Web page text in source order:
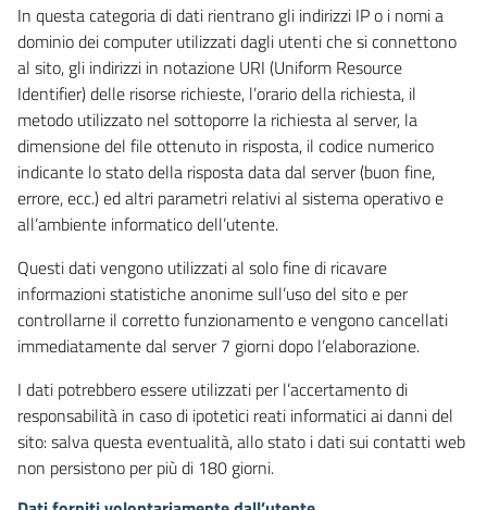
In questa categoria di dati rientrano gli indirizzi IP o i nomi a
dominio dei computer utilizzati dagli utenti che si connettono
al sito, gli indirizzi in notazione URI (Uniform Resource
Identifier) delle risorse richieste, l’orario della richiesta, il
metodo utilizzato nel sottoporre la richiesta al server, la
dimensione del file ottenuto in risposta, il codice numerico
indicante lo stato della risposta data dal server (buon fine,
errore, ecc.) ed altri parametri relativi al sistema operativo e
all’ambiente informatico dell’utente.
Questi dati vengono utilizzati al solo fine di ricavare
informazioni statistiche anonime sull’uso del sito e per
controllarne il corretto funzionamento e vengono cancellati
immediatamente dal server 7 giorni dopo l’elaborazione.
I dati potrebbero essere utilizzati per l’accertamento di
responsabilità in caso di ipotetici reati informatici ai danni del
sito: salva questa eventualità, allo stato i dati sui contatti web
non persistono per più di 180 giorni.